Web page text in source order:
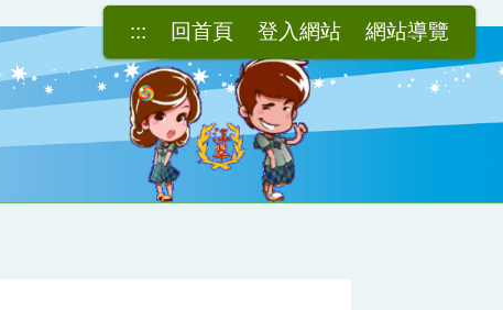
::: 回首頁 登入網站 網站導覽